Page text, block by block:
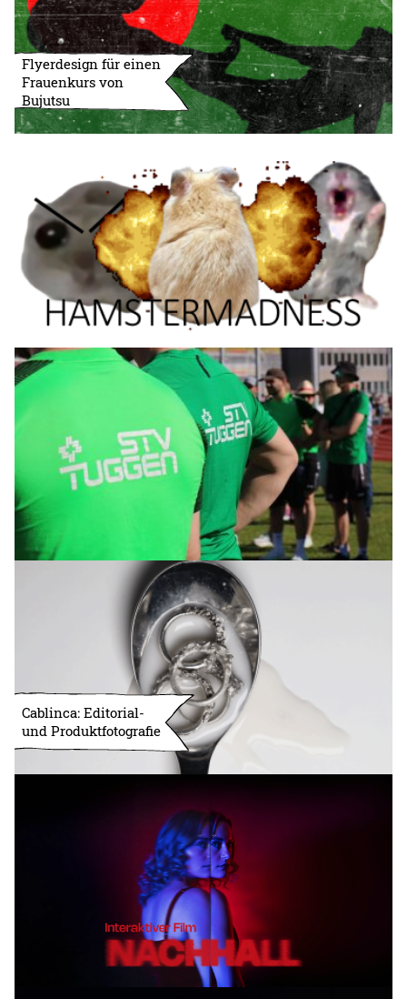
Flyerdesign für einen
Frauenkurs von
Bujutsu
Cablinca: Editorial-
und Produktfotografie